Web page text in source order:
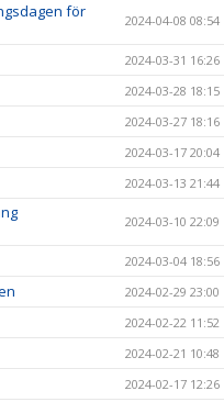
för
2024-04-08 08:54
2024-03-31 16:26
2024-03-28 18:15
2024-03-27 18:16
2024-03-17 20:04
2024-03-13 21:44
2024-03-10 22:09
2024-03-04 18:56
2024-02-29 23:00
2024-02-22 11:52
2024-02-21 10:48
2024-02-17 12:26